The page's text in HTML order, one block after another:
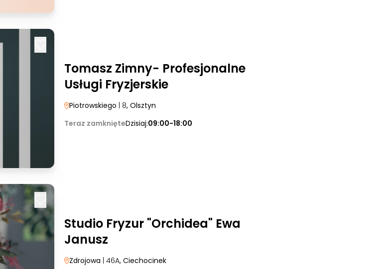
Tomasz Zimny- Profesjonalne
Usługi Fryzjerskie
Piotrowskiego | 8, Olsztyn
Teraz zamknięteDzisiaj:09:00-18:00
Studio Fryzur "Orchidea" Ewa
Janusz
Zdrojowa | 46A, Ciechocinek